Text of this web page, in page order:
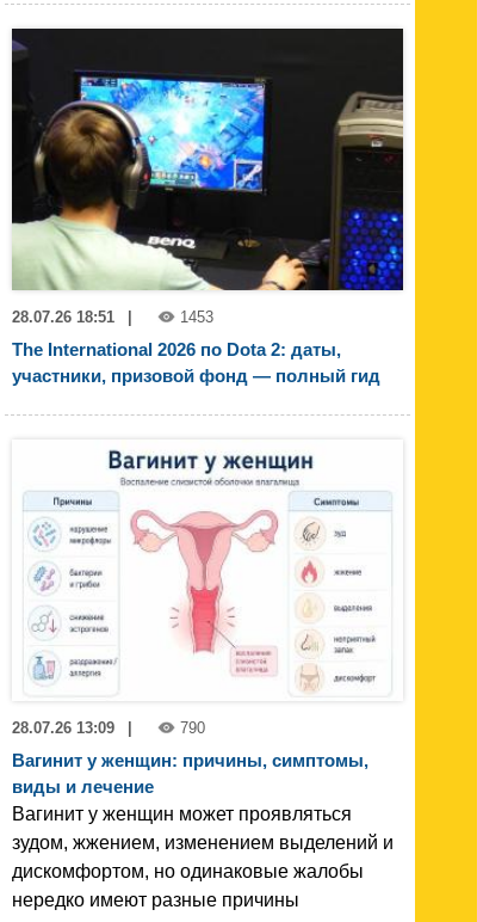
28.07.26 18:51 1453
The International 2026 по Dota 2: даты,
участники, призовой фонд — полный гид
28.07.26 13:09 | 790
Вагинит у женщин: причины, симптомы,
виды и лечение
Вагинит у женщин может проявляться
зудом, жжением, изменением выделений и
дискомфортом, но одинаковые жалобы
нередко имеют разные причины